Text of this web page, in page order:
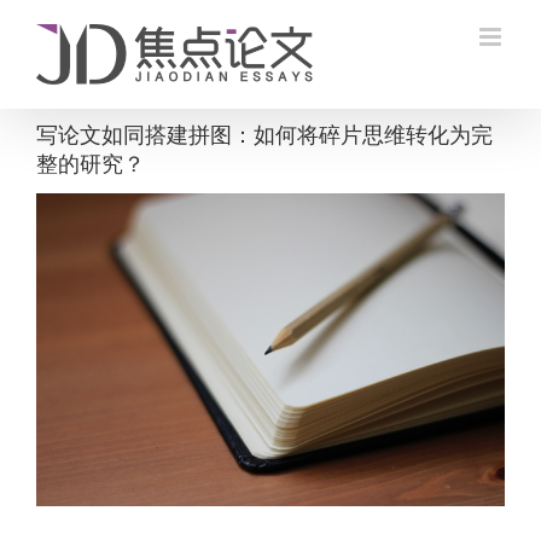
content
写论文如同搭建拼图：如何将碎片思维转化为完
整的研究？